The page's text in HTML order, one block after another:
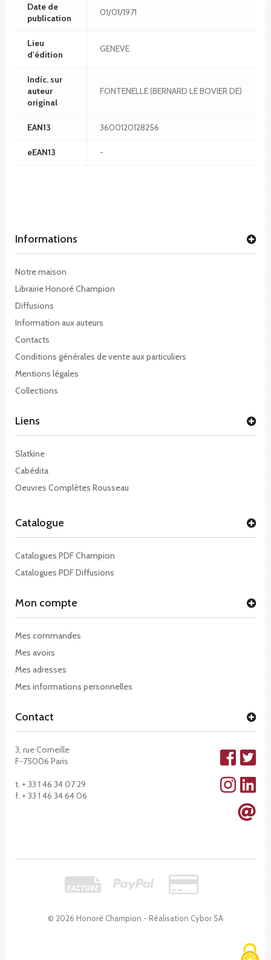
Date de
publication
01/01/1971
Lieu
d'édition
GENEVE
Indic. sur
auteur
original
FONTENELLE (BERNARD LE BOVIER DE)
EAN13 3600120128256
eEAN13 -
Informations
Notre maison
Librairie Honoré Champion
Diffusions
Information aux auteurs
Contacts
Conditions générales de vente aux particuliers
Mentions légales
Collections
© 2026 Honoré Champion - Réalisation Cybor SA
Liens
Slatkine
Cabédita
Oeuvres Complètes Rousseau
Catalogue
Catalogues PDF Champion
Catalogues PDF Diffusions
Mon compte
Mes commandes
Mes avoirs
Mes adresses
Mes informations personnelles
Contact
3, rue Corneille
F-75006 Paris
t. + 33 1 46 34 07 29
f. + 33 1 46 34 64 06